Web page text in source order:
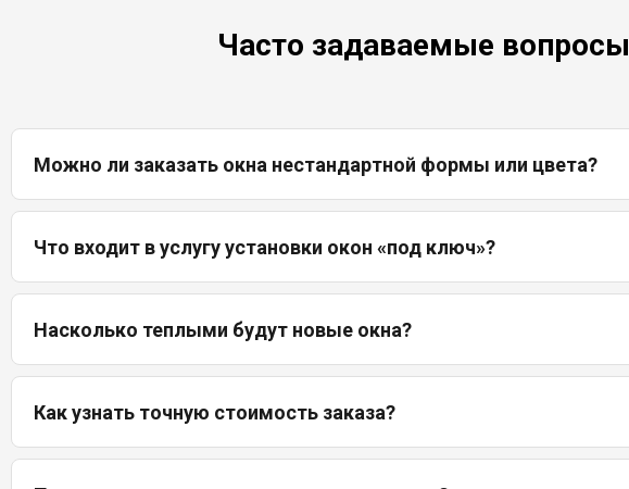
Часто задаваемые вопросы
Можно ли заказать окна нестандартной формы или цвета?
Что входит в услугу установки окон «под ключ»?
Насколько теплыми будут новые окна?
Как узнать точную стоимость заказа?